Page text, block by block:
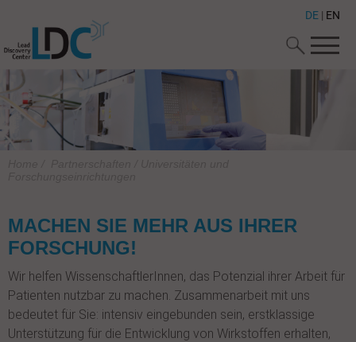
DE | EN
MACHEN SIE MEHR AUS IHRER
FORSCHUNG!
Wir helfen WissenschaftlerInnen, das Potenzial ihrer Arbeit für
Patienten nutzbar zu machen. Zusammenarbeit mit uns
bedeutet für Sie: intensiv eingebunden sein, erstklassige
Unterstützung für die Entwicklung von Wirkstoffen erhalten,